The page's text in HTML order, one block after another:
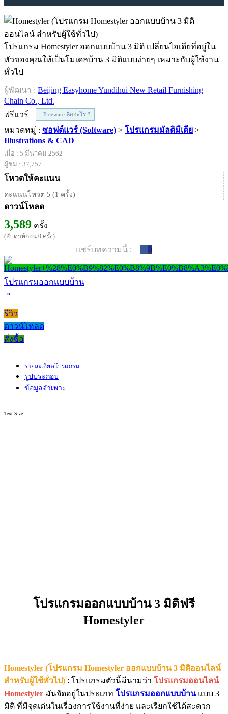
โปรแกรม Homestyler ออกแบบบ้าน 3 มิติ เปลี่ยนไอเดียที่อยู่ใน
หัวของคุณให้เป็นโมเดลบ้าน 3 มิติแบบง่ายๆ เหมาะกับผู้ใช้งาน
ทั่วไป
ผู้พัฒนา : Beijing Easyhome Yundihui New Retail Furnishing
Chain Co., Ltd.
ฟรีแวร์
Freeware คืออะไร ?
หมวดหมู่ : ซอฟต์แวร์ (Software) > โปรแกรมมัลติมีเดีย >
Illustrations & CAD
เมื่อ : 5 มีนาคม 2562
ผู้ชม : 37,757
โหวตให้คะแนน
คะแนนโหวต 5 (1 ครั้ง)
ดาวน์โหลด
3,589 ครั้ง
(สัปดาห์ก่อน 0 ครั้ง)
แชร์บทความนี้ : 0
โปรแกรมออกแบบบ้าน
»
รีวิว
ดาวน์โหลด
สั่งซื้อ
รายละเอียดโปรแกรม
รูปประกอบ
ข้อมูลจำเพาะ
Text Size
โปรแกรมออกแบบบ้าน 3 มิติฟรี
Homestyler
Homestyler (โปรแกรม Homestyler ออกแบบบ้าน 3 มิติออนไลน์
สำหรับผู้ใช้ทั่วไป) : โปรแกรมตัวนี้มีนามว่า โปรแกรมออนไลน์
Homestyler มันจัดอยู่ในประเภท โปรแกรมออกแบบบ้านแบบ 3
มิติ ที่มีจุดเด่นในเรื่องการใช้งานที่ง่าย และเรียกใช้ได้สะดวก